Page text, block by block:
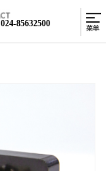
024-85632500